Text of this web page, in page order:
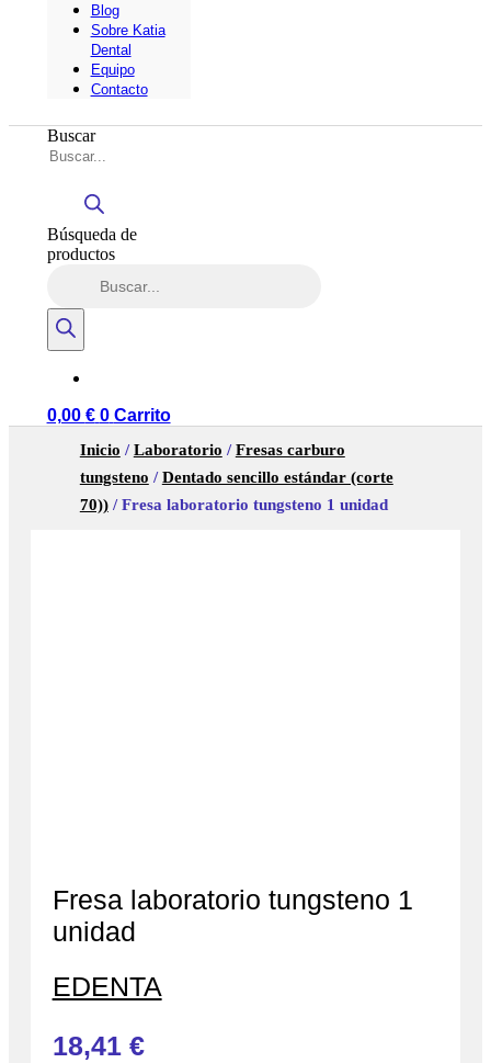
Blog
Sobre Katia
Dental
Equipo
Contacto
Buscar
Búsqueda de
productos
0,00 € 0 Carrito
Inicio /Laboratorio /Fresas carburo
tungsteno /Dentado sencillo estándar (corte
70))/ Fresa laboratorio tungsteno 1 unidad
Fresa laboratorio tungsteno 1
unidad
EDENTA
18,41 €